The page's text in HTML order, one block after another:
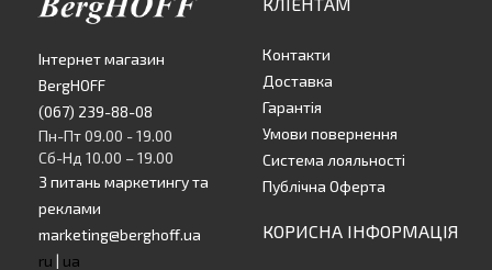
Інтернет магазин
BergHOFF
(067) 239-88-08
Пн-Пт 09.00 - 19.00
Сб-Нд 10.00 – 19.00
З питань маркетингу та
реклами
marketing@berghoff.ua
ru | ua
КЛІЕНТАМ
Контакти
Доставка
Гарантія
Умови повернення
Система лояльності
Публічна Оферта
КОРИСНА ІНФОРМАЦІЯ